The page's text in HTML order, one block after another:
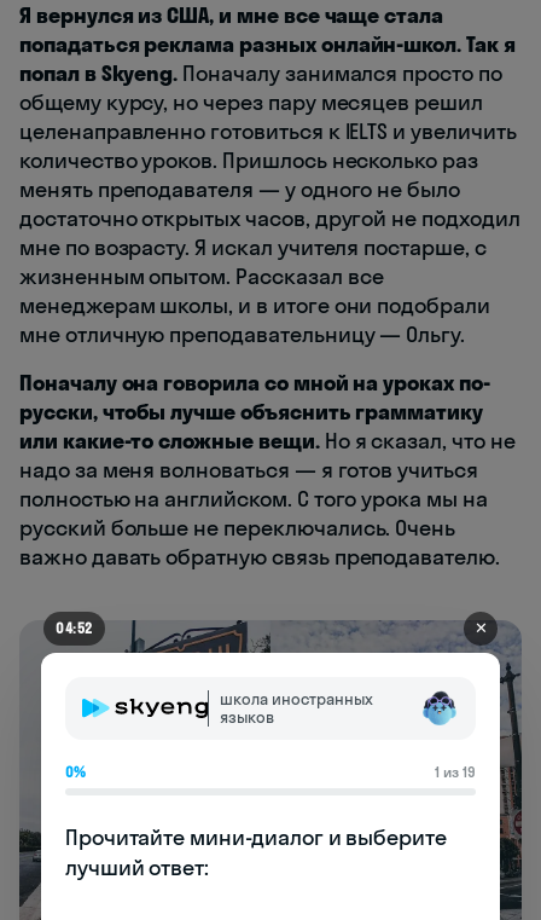
Я вернулся из США, и мне все чаще стала
попадаться реклама разных онлайн-школ. Так я
попал в Skyeng. Поначалу занимался просто по
общему курсу, но через пару месяцев решил
целенаправленно готовиться к IELTS и увеличить
количество уроков. Пришлось несколько раз
менять преподавателя — у одного не было
достаточно открытых часов, другой не подходил
мне по возрасту. Я искал учителя постарше, с
жизненным опытом. Рассказал все
менеджерам школы, и в итоге они подобрали
мне отличную преподавательницу — Ольгу.
Поначалу она говорила со мной на уроках по-
русски, чтобы лучше объяснить грамматику
или какие-то сложные вещи.Но я сказал, что не
надо за меня волноваться — я готов учиться
полностью на английском. С того урока мы на
русский больше не переключались. Очень
важно давать обратную связь преподавателю.
04:52 ✕
школа иностранных
языков
0% 1 из 19
Прочитайте мини-диалог и выберите
лучший ответ: